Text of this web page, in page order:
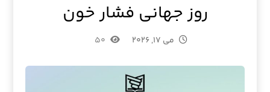
روز جهانی فشار خون
می ۱۷, ۲۰۲۶ ۵۰